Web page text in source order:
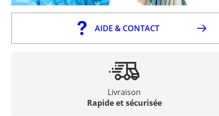
AIDE & CONTACT
Livraison
Rapide et sécurisée